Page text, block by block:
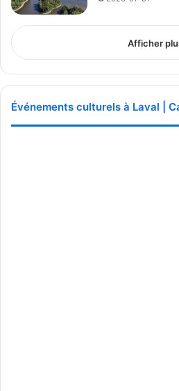
Afficher
Événements culturels à Laval |